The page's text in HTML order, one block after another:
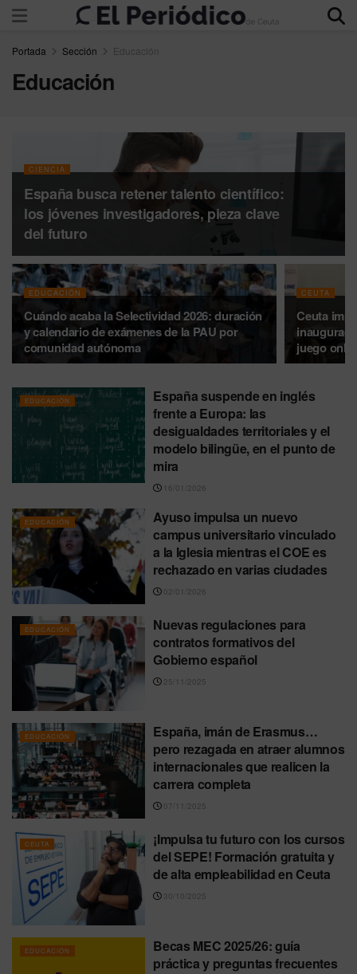
Portada Sección Educación
Educación
CIENCIA
España busca retener talento científico:
los jóvenes investigadores, pieza clave
del futuro
EDUCACIÓN
Cuándo acaba la Selectividad 2026: duración
y calendario de exámenes de la PAU por
comunidad autónoma
CEUTA
Ceuta
juego
EDUCACIÓN
España suspende en inglés
frente a Europa: las
desigualdades territoriales y el
modelo bilingüe, en el punto de
mira
16/01/2026
EDUCACIÓN
Ayuso impulsa un nuevo
campus universitario vinculado
a la Iglesia mientras el COE es
rechazado en varias ciudades
02/01/2026
EDUCACIÓN
Nuevas regulaciones para
contratos formativos del
Gobierno español
25/11/2025
EDUCACIÓN
España, imán de Erasmus…
pero rezagada en atraer alumnos
internacionales que realicen la
carrera completa
07/11/2025
CEUTA
¡Impulsa tu futuro con los cursos
del SEPE! Formación gratuita y
de alta empleabilidad en Ceuta
30/10/2025
EDUCACIÓN
Becas MEC 2025/26: guía
práctica y preguntas frecuentes